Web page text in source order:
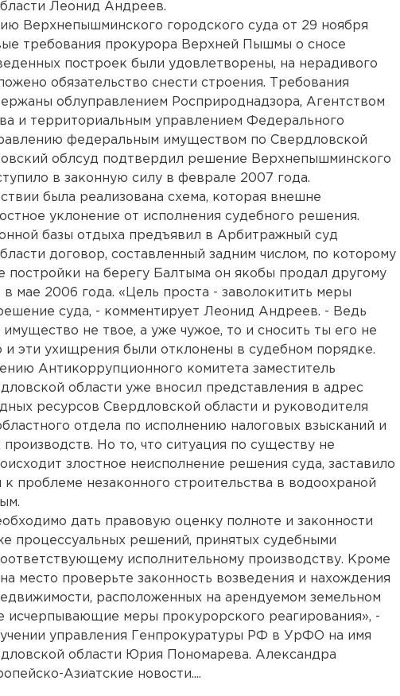
Леонид Андреев.
Верхнепышминского городского суда от 29 ноября
требования прокурора Верхней Пышмы о сносе
построек были удовлетворены, на нерадивого
обязательство снести строения. Требования
облуправлением Росприроднадзора, Агентством
и территориальным управлением Федерального
федеральным имуществом по Свердловской
облсуд подтвердил решение Верхнепышминского
в законную силу в феврале 2007 года.
была реализована схема, которая внешне
уклонение от исполнения судебного решения.
базы отдыха предъявил в Арбитражный суд
договор, составленный задним числом, по которому
постройки на берегу Балтыма он якобы продал другому
мае 2006 года. «Цель проста - заволокитить меры
суда, - комментирует Леонид Андреев. - Ведь
не твое, а уже чужое, то и сносить ты его не
и эти ухищрения были отклонены в судебном порядке.
Антикоррупционного комитета заместитель
области уже вносил представления в адрес
ресурсов Свердловской области и руководителя
отдела по исполнению налоговых взысканий и
Но то, что ситуация по существу не
злостное неисполнение решения суда, заставило
к проблеме незаконного строительства в водоохраной
дать правовую оценку полноте и законности
процессуальных решений, принятых судебными
исполнительному производству. Кроме
место проверьте законность возведения и нахождения
расположенных на арендуемом земельном
исчерпывающие меры прокурорского реагирования», -
управления Генпрокуратуры РФ в УрФО на имя
области Юрия Пономарева. Александра
Азиатские новости....